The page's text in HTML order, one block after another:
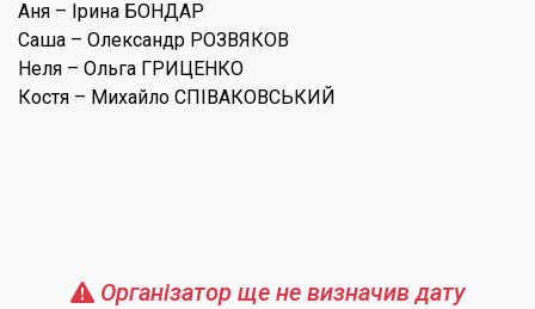
Аня – Ірина БОНДАР
Саша – Олександр РОЗВЯКОВ
Неля – Ольга ГРИЦЕНКО
Костя – Михайло СПІВАКОВСЬКИЙ
Організатор ще не визначив дату